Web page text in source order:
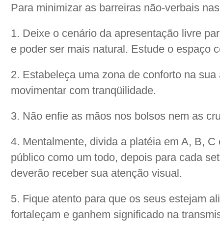
Para minimizar as barreiras não-verbais
1. Deixe o cenário da apresentação livre
e poder ser mais natural. Estude o espaço
2. Estabeleça uma zona de conforto na
movimentar com tranqüilidade.
3. Não enfie as mãos nos bolsos nem as
4. Mentalmente, divida a platéia em A, B,
público como um todo, depois para cada
deverão receber sua atenção visual.
5. Fique atento para que os seus estejam
fortaleçam e ganhem significado na